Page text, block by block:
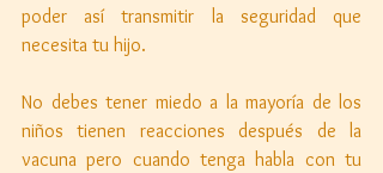
poder así transmitir la seguridad que
necesita tu hijo.
No debes tener miedo a la mayoría de los
niños tienen reacciones después de la
vacuna pero cuando tenga habla con tu